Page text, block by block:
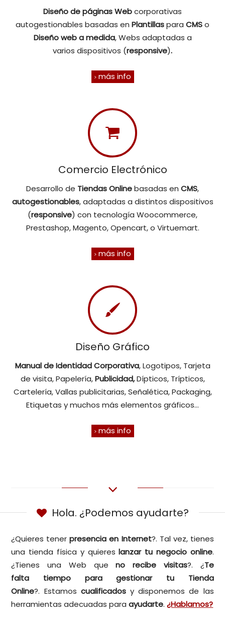
Diseño de páginas Webcorporativas
autogestionables basadas en Plantillaspara CMSo
Diseño web a medida, Webs adaptadas a
varios dispositivos (responsive).
más info
Comercio Electrónico
Desarrollo de Tiendas Onlinebasadas en CMS,
autogestionables, adaptadas a distintos dispositivos
(responsive) con tecnología Woocommerce,
Prestashop, Magento, Opencart, o Virtuemart.
más info
Diseño Gráfico
Manual de Identidad Corporativa, Logotipos, Tarjeta
de visita, Papelería,Publicidad,Dípticos, Trípticos,
Cartelería, Vallas publicitarias, Señalética, Packaging,
Etiquetas y muchos más elementos gráficos...
más info
Hola. ¿Podemos ayudarte?
¿Quieres tenerpresencia en Internet?. Tal vez, tienes
una tienda física y quieres lanzar tu negocio online.
¿Tienes una Web queno recibe visitas?. ¿Te
falta
tiempo para gestionar tu Tienda
Online?. Estamos cualificadosy disponemos de las
herramientas adecuadas paraayudarte.¿Hablamos?